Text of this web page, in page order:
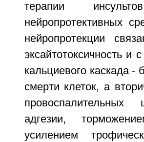
терапии
нейропротективных
нейропротекции
эксайтотоксичность и
кальциевого каскада -
смерти клеток, а
адгезии,
усилением